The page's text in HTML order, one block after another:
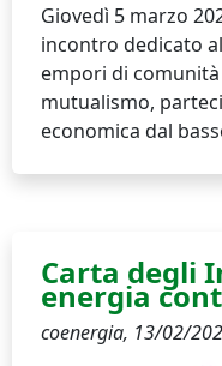
Giovedì 5 marzo
incontro dedicato
empori di
mutualismo,
economica dal
Carta degli
energia
coenergia, 13/02/